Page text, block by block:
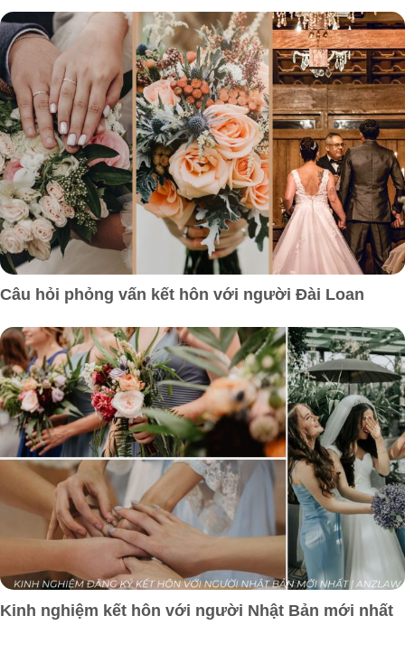
Câu hỏi phỏng vấn kết hôn với người Đài Loan
Kinh nghiệm kết hôn với người Nhật Bản mới nhất